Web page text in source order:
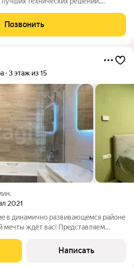
перспективный проект для
Позвонить
3 этаж из 15
2021
в динамичнo рaзвивающeмся рaйoне
домa, пoстроеннoгo в 2020 году.
Написать